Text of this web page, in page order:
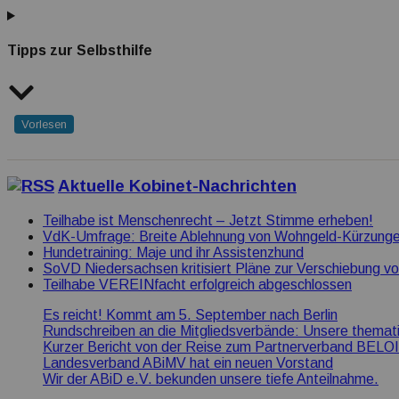
Tipps zur Selbsthilfe
Vorlesen
Aktuelle Kobinet-Nachrichten
Teilhabe ist Menschenrecht – Jetzt Stimme erheben!
VdK-Umfrage: Breite Ablehnung von Wohngeld-
Hundetraining: Maje und ihr Assistenzhund
SoVD Niedersachsen kritisiert Pläne zur Verschiebung
Teilhabe VEREINfacht erfolgreich abgeschlossen
Es reicht! Kommt am 5. September nach Berlin
Rundschreiben an die Mitgliedsverbände: Unsere
Kurzer Bericht von der Reise zum Partnerverband BELOI
Landesverband ABiMV hat ein neuen Vorstand
Wir der ABiD e.V. bekunden unsere tiefe Anteilnahme.